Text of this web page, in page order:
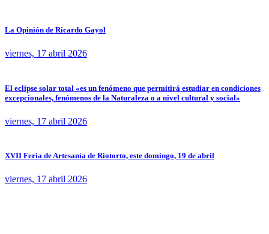
La Opinión de Ricardo Gayol
viernes, 17 abril 2026
El eclipse solar total «es un fenómeno que permitirá estudiar en condiciones
excepcionales, fenómenos de la Naturaleza o a nivel cultural y social»
viernes, 17 abril 2026
XVII Feria de Artesanía de Riotorto, este domingo, 19 de abril
viernes, 17 abril 2026